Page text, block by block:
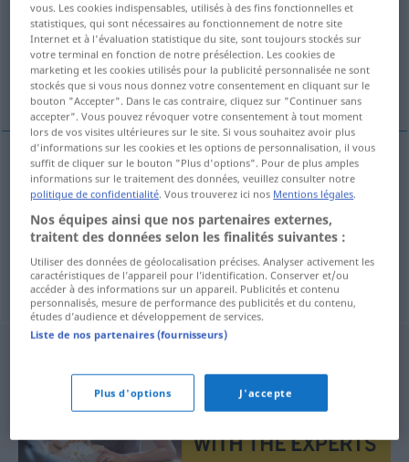
Vue d'ensemble de toutes les traductions
(Pour plus d'informations, cliquez sur/touchez la traduction)
flusso luminoso corrente luce
correntefluce(odperilluminazione)
Lichtstrom
flussomluminoso Lichtstrom PHYS
vous. Les cookies indispensables, utilisés à des fins fonctionnelles et
statistiques, qui sont nécessaires au fonctionnement de notre site
Internet et à l'évaluation statistique du site, sont toujours stockés sur
votre terminal en fonction de notre présélection. Les cookies de
marketing et les cookies utilisés pour la publicité personnalisée ne sont
stockés que si vous nous donnez votre consentement en cliquant sur le
bouton "Accepter". Dans le cas contraire, cliquez sur "Continuer sans
accepter". Vous pouvez révoquer votre consentement à tout moment
lors de vos visites ultérieures sur le site. Si vous souhaitez avoir plus
d'informations sur les cookies et les options de personnalisation, il vous
suffit de cliquer sur le bouton "Plus d'options". Pour de plus amples
informations sur le traitement des données, veuillez consulter notre
politique de confidentialité. Vous trouverez ici nos Mentions légales.
Nos équipes ainsi que nos partenaires externes,
traitent des données selon les finalités suivantes :
Utiliser des données de géolocalisation précises. Analyser activement les
caractéristiques de l’appareil pour l’identification. Conserver et/ou
accéder à des informations sur un appareil. Publicités et contenu
personnalisés, mesure de performance des publicités et du contenu,
études d’audience et développement de services.
Liste de nos partenaires (fournisseurs)
Plus d'options J'accepte